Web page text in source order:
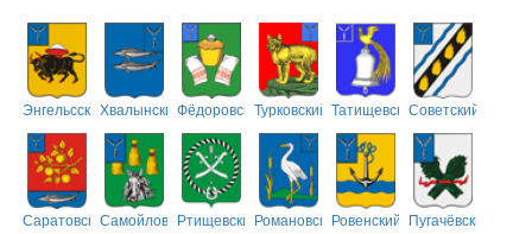
ЭнгельсскийХвалынскийФёдоровскийТурковский ТатищевскийСоветский
СаратовскийСамойловскийРтищевскийРомановскийРовенский Пугачёвский